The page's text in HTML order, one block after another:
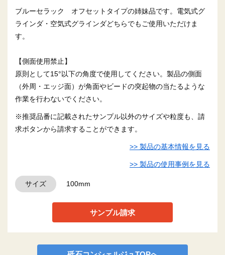
ブルーセラック オフセットタイプの姉妹品です。電気式グ
ラインダ・空気式グラインダどちらでもご使用いただけま
す。
【側面使用禁止】
原則として15°以下の角度で使用してください。製品の側面
（外周・エッジ面）が角面やビードの突起物の当たるような
作業を行わないでください。
※推奨品番に記載されたサンプル以外のサイズや粒度も、請
求ボタンから請求することができます。
>> 製品の基本情報を見る
>> 製品の使用事例を見る
サイズ 100mm
サンプル請求